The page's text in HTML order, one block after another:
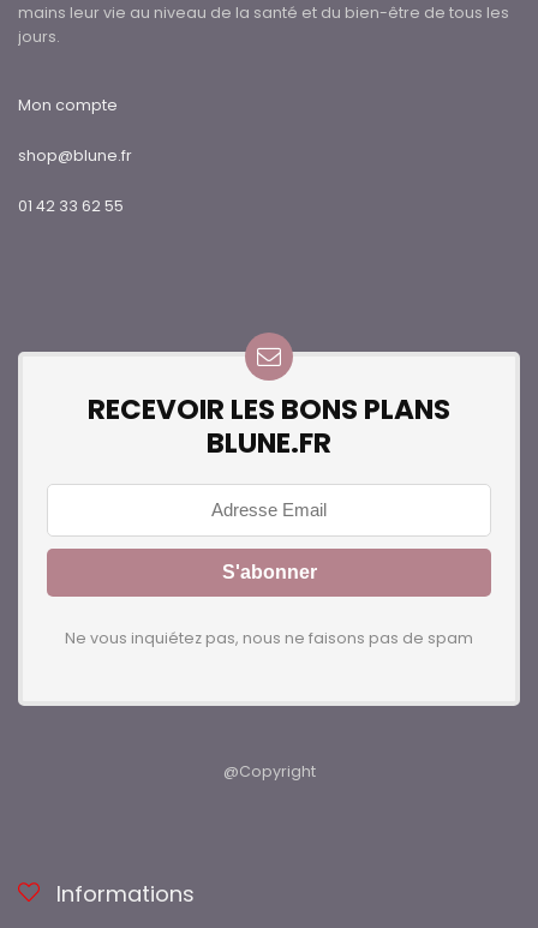
mains leur vie au niveau de la santé et du bien-être de tous les
jours.
Mon compte
shop@blune.fr
01 42 33 62 55
RECEVOIR LES BONS PLANS
BLUNE.FR
Ne vous inquiétez pas, nous ne faisons pas de spam
@Copyright
Informations